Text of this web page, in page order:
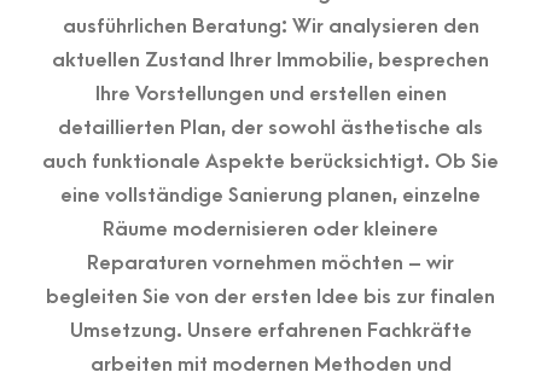
ausführlichen Beratung: Wir analysieren den
aktuellen Zustand Ihrer Immobilie, besprechen
Ihre Vorstellungen und erstellen einen
detaillierten Plan, der sowohl ästhetische als
auch funktionale Aspekte berücksichtigt. Ob Sie
eine vollständige Sanierung planen, einzelne
Räume modernisieren oder kleinere
Reparaturen vornehmen möchten – wir
begleiten Sie von der ersten Idee bis zur finalen
Umsetzung. Unsere erfahrenen Fachkräfte
arbeiten mit modernen Methoden und